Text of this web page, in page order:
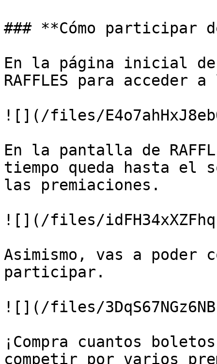
### **Cómo participar
En la página inicial de
RAFFLES para
![](/files/
En la pantalla de
tiempo queda hasta el
las premiaciones.
![](/files/
Asimismo, vas a poder
participar.
![](/files/
¡Compra cuantos
competir por varios